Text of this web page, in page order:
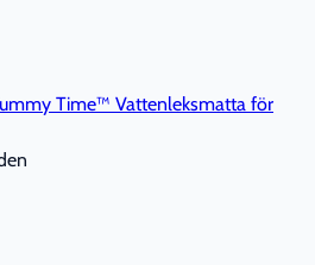
Time™ Vattenleksmatta för